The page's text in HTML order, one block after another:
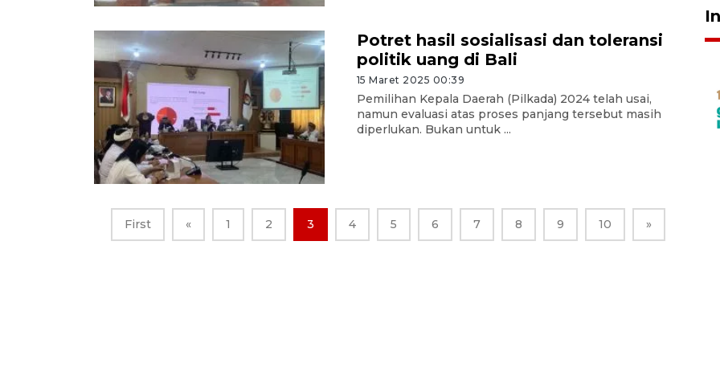
Potret hasil sosialisasi dan toleransi
politik uang di Bali
15 Maret 2025 00:39
Pemilihan Kepala Daerah (Pilkada) 2024 telah usai,
namun evaluasi atas proses panjang tersebut masih
diperlukan. Bukan untuk ...
First « 1 2 3 4 5 6 7 8 9 10 »